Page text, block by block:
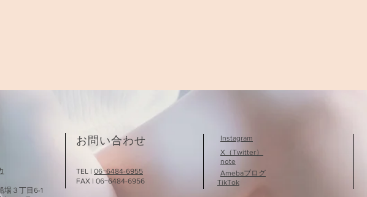
場３丁目6-1
お問い合わせ
TEL | 06−6484-6955
FAX | 06−6484-6956
Instagram
X（Twitter​）
note
Amebaブログ
TikTok